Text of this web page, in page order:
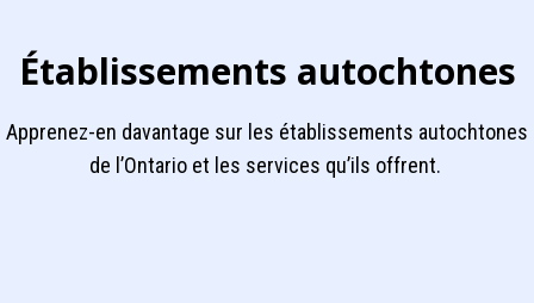
Établissements autochtones
Apprenez-en davantage sur les établissements autochtones
de l’Ontario et les services qu’ils offrent.